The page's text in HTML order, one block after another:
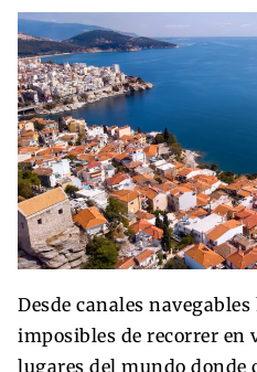
Desde canales
imposibles de recorrer en
lugares del mundo donde